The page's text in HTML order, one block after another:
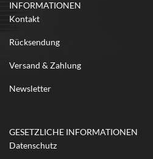
INFORMATIONEN
Kontakt
Rücksendung
Versand & Zahlung
Newsletter
GESETZLICHE INFORMATIONEN
Datenschutz